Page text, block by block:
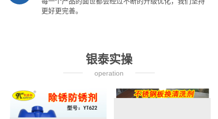
更好更完善。
银泰实操
operation